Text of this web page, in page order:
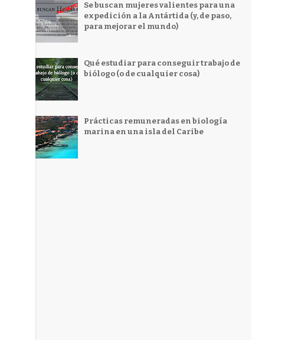
Se buscan mujeres valientes para una
expedición a la Antártida (y, de paso,
para mejorar el mundo)
Qué estudiar para conseguir trabajo de
biólogo (o de cualquier cosa)
Prácticas remuneradas en biología
marina en una isla del Caribe